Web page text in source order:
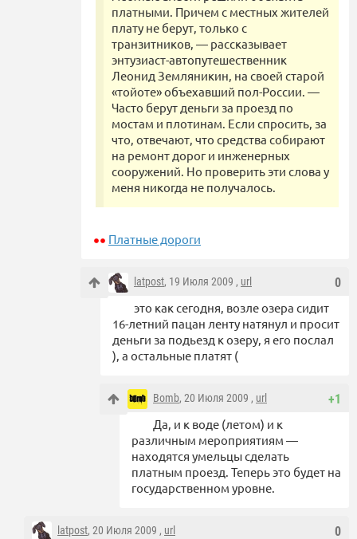
платными. Причем с местных жителей
плату не берут, только с
транзитников, — рассказывает
энтузиаст-автопутешественник
Леонид Земляникин, на своей старой
«тойоте» объехавший пол-России. —
Часто берут деньги за проезд по
мостам и плотинам. Если спросить, за
что, отвечают, что средства собирают
на ремонт дорог и инженерных
сооружений. Но проверить эти слова у
меня никогда не получалось.
Платные дороги
0
latpost, 19 Июля 2009 , url
это как сегодня, возле озера сидит
16-летний пацан ленту натянул и просит
деньги за подьезд к озеру, я его послал
), а остальные платят (
+1
Bomb, 20 Июля 2009 , url
Да, и к воде (летом) и к
различным мероприятиям —
находятся умельцы сделать
платным проезд. Теперь это будет на
государственном уровне.
0
latpost, 20 Июля 2009 , url